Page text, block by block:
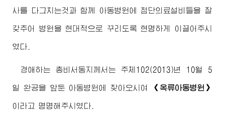
사를 다그치는것과 함께 아동병원에 첨단의료설비들을 잘
갖추어 병원을 현대적으로 꾸리도록 현명하게 이끌어주시
였다.
경애하는 총비서동지 께서는 주체102(2013)년 10월 5
일 완공을 앞둔 아동병원에 찾아오시여 《옥류아동병원》
이라고 명명해주시였다.